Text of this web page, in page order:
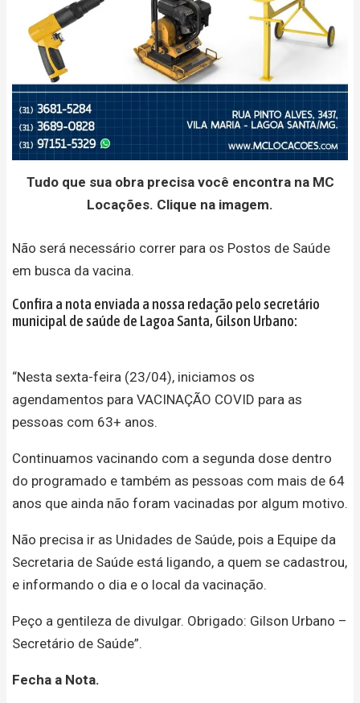
Tudo que sua obra precisa você encontra na MC
Locações. Clique na imagem.
Não será necessário correr para os Postos de Saúde
em busca da vacina.
Confira a nota enviada a nossa redação pelo secretário
municipal de saúde de Lagoa Santa, Gilson Urbano:
“Nesta sexta-feira (23/04), iniciamos os
agendamentos para VACINAÇÃO COVID para as
pessoas com 63+ anos.
Continuamos vacinando com a segunda dose dentro
do programado e também as pessoas com mais de 64
anos que ainda não foram vacinadas por algum motivo.
Não precisa ir as Unidades de Saúde, pois a Equipe da
Secretaria de Saúde está ligando, a quem se cadastrou,
e informando o dia e o local da vacinação.
Peço a gentileza de divulgar. Obrigado: Gilson Urbano –
Secretário de Saúde”.
Fecha a Nota.